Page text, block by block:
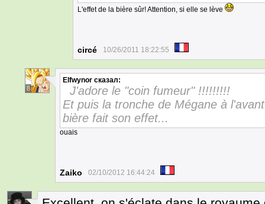
L'effet de la bière sûr! Attention, si elle se lève
circé 10/26/2011 18:22:55
8
Elfwynor сказал:
J'adore le "coin fumeur" !!!!!!!!!
Et puis la tronche de Mégane à
bière fait son effet...
ouais
Zaiko 02/10/2012 16:44:24